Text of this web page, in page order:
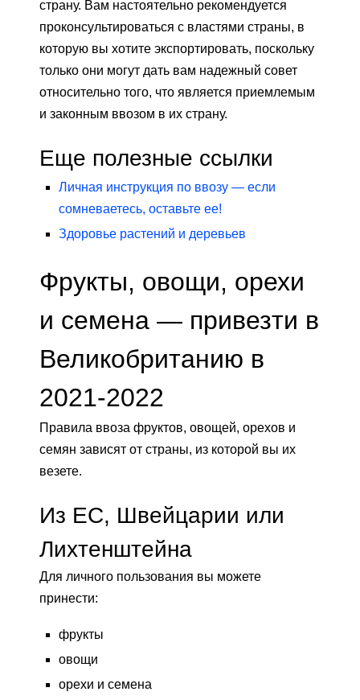
страну. Вам настоятельно рекомендуется
проконсультироваться с властями страны, в
которую вы хотите экспортировать, поскольку
только они могут дать вам надежный совет
относительно того, что является приемлемым
и законным ввозом в их страну.
Еще полезные ссылки
Личная инструкция по ввозу — если
сомневаетесь, оставьте ее!
Здоровье растений и деревьев
Фрукты, овощи, орехи
и семена — привезти в
Великобританию в
2021-2022
Правила ввоза фруктов, овощей, орехов и
семян зависят от страны, из которой вы их
везете.
Из ЕС, Швейцарии или
Лихтенштейна
Для личного пользования вы можете
принести:
фрукты
овощи
орехи и семена